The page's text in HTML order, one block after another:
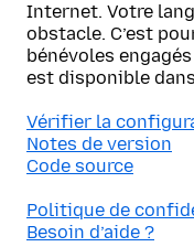
Internet. Votre
obstacle. C’est
bénévoles
est disponible
Vérifier la
Notes de version
Code source
Politique de
Besoin d’aide ?